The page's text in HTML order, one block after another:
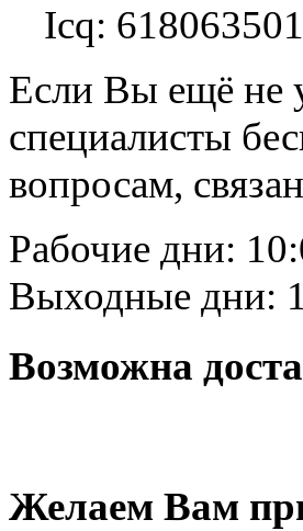
Icq: 618063501
Если Вы ещё не
специалисты
вопросам,
Рабочие дни:
Выходные дни:
Возможна
Желаем Вам